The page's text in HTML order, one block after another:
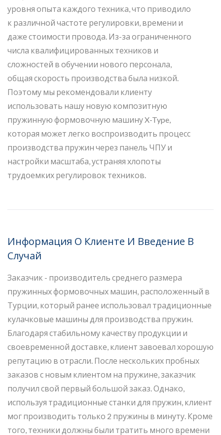
уровня опыта каждого техника, что приводило
к различной частоте регулировки, времени и
даже стоимости провода. Из-за ограниченного
числа квалифицированных техников и
сложностей в обучении нового персонала,
общая скорость производства была низкой.
Поэтому мы рекомендовали клиенту
использовать нашу новую композитную
пружинную формовочную машину X-Type,
которая может легко воспроизводить процесс
производства пружин через панель ЧПУ и
настройки масштаба, устраняя хлопоты
трудоемких регулировок техников.
Информация О Клиенте И Введение В
Случай
Заказчик - производитель среднего размера
пружинных формовочных машин, расположенный в
Турции, который ранее использовал традиционные
кулачковые машины для производства пружин.
Благодаря стабильному качеству продукции и
своевременной доставке, клиент завоевал хорошую
репутацию в отрасли. После нескольких пробных
заказов с новым клиентом на пружине, заказчик
получил свой первый большой заказ. Однако,
используя традиционные станки для пружин, клиент
мог производить только 2 пружины в минуту. Кроме
того, техники должны были тратить много времени